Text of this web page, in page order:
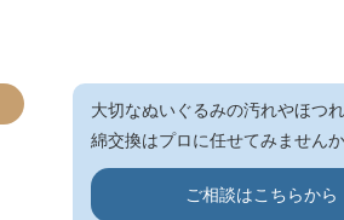
大切なぬいぐるみの汚れやほつ
綿交換はプロに任せてみません
ご相談はこちらから